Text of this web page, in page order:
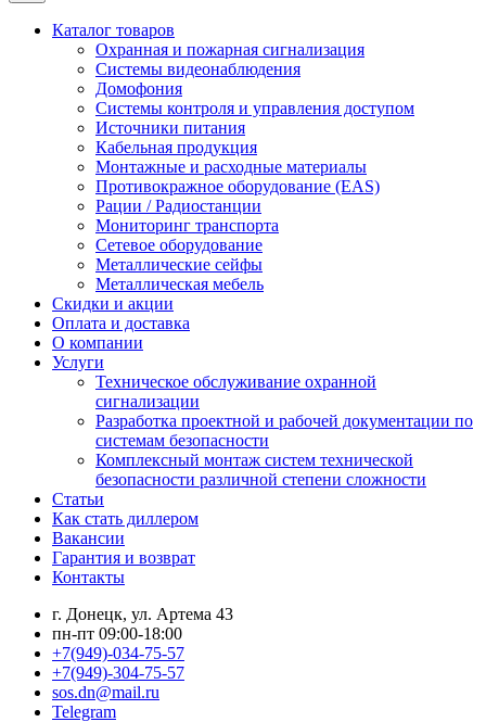
Каталог товаров
Охранная и пожарная сигнализация
Системы видеонаблюдения
Домофония
Системы контроля и управления доступом
Источники питания
Кабельная продукция
Монтажные и расходные материалы
Противокражное оборудование (EAS)
Рации / Радиостанции
Мониторинг транспорта
Сетевое оборудование
Металлические сейфы
Металлическая мебель
Скидки и акции
Оплата и доставка
О компании
Услуги
Техническое обслуживание охранной
сигнализации
Разработка проектной и рабочей документации по
системам безопасности
Комплексный монтаж систем технической
безопасности различной степени сложности
Статьи
Как стать диллером
Вакансии
Гарантия и возврат
Контакты
г. Донецк, ул. Артема 43
пн-пт 09:00-18:00
+7(949)-034-75-57
+7(949)-304-75-57
sos.dn@mail.ru
Telegram